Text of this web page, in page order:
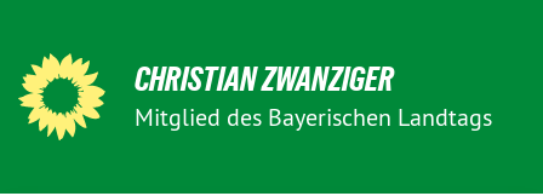
CHRISTIAN ZWANZIGER
Mitglied des Bayerischen Landtags